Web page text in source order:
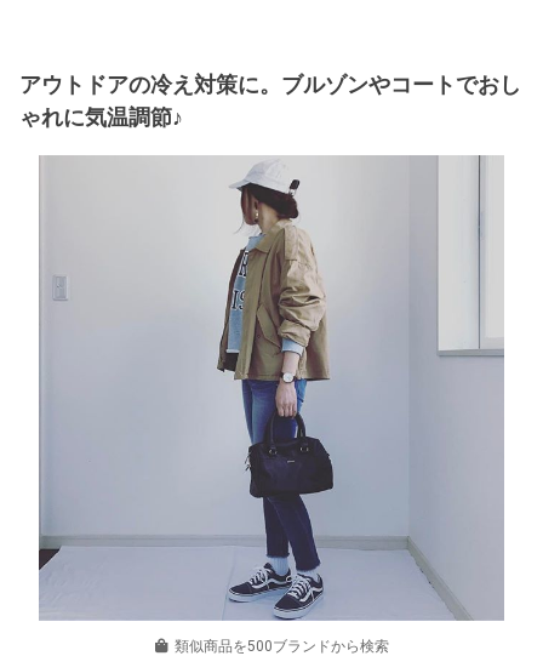
アウトドアの冷え対策に。ブルゾンやコートでおし
ゃれに気温調節♪
類似商品を500ブランドから検索